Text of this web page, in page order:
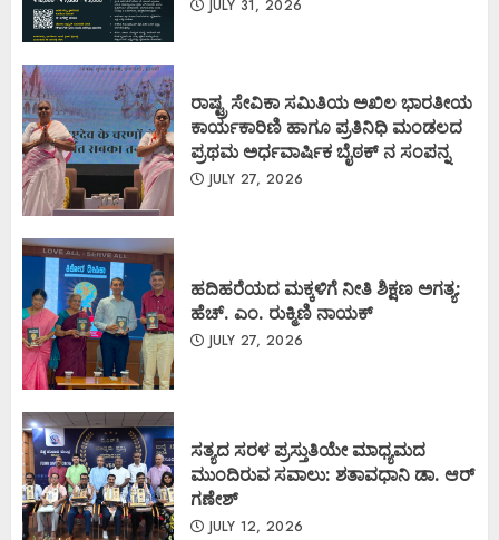
JULY 31, 2026
ರಾಷ್ಟ್ರ ಸೇವಿಕಾ ಸಮಿತಿಯ ಅಖಿಲ ಭಾರತೀಯ
ಕಾರ್ಯಕಾರಿಣಿ ಹಾಗೂ ಪ್ರತಿನಿಧಿ ಮಂಡಲದ
ಪ್ರಥಮ ಅರ್ಧವಾರ್ಷಿಕ ಬೈಠಕ್ ನ ಸಂಪನ್ನ
JULY 27, 2026
ಹದಿಹರೆಯದ ಮಕ್ಕಳಿಗೆ ನೀತಿ ಶಿಕ್ಷಣ ಅಗತ್ಯ:
ಹೆಚ್. ಎಂ. ರುಕ್ಮಿಣಿ ನಾಯಕ್
JULY 27, 2026
ಸತ್ಯದ ಸರಳ ಪ್ರಸ್ತುತಿಯೇ ಮಾಧ್ಯಮದ
ಮುಂದಿರುವ ಸವಾಲು: ಶತಾವಧಾನಿ ಡಾ. ಆರ್
ಗಣೇಶ್
JULY 12, 2026